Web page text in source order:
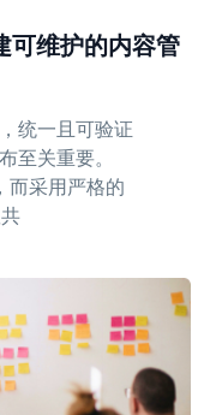
维护的内容管
统一且可验证
至关重要。
而采用严格的